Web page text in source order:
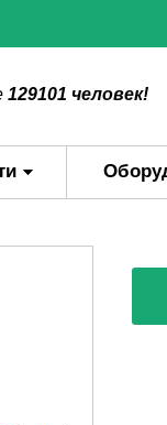
129101 человек!